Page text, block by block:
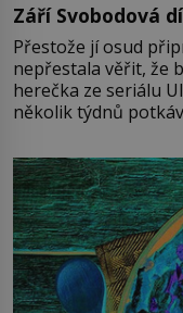
Září Svobodová
Přestože jí osud
nepřestala věřit, že bude
herečka ze seriálu
několik týdnů